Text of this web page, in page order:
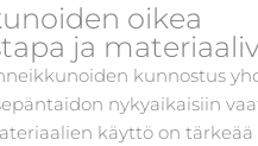
oikea
ja
kunnostus
nykyaikaisiin
käyttö on tärkeää